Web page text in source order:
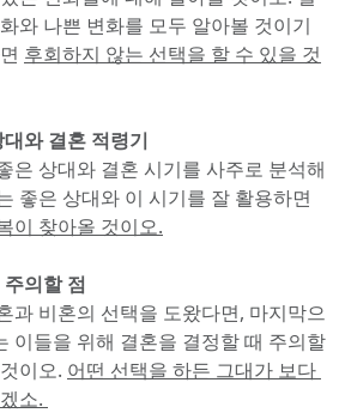
와 나쁜 변화를 모두 알아볼 것이기
후회하지 않는 선택을 할 수 있을 것
와 결혼 적령기
은 상대와 결혼 시기를 사주로 분석해
좋은 상대와 이 시기를 잘 활용하면
이 찾아올 것이오.
의할 점
과 비혼의 선택을 도왔다면, 마지막으
이들을 위해 결혼을 결정할 때 주의할
이오. 어떤 선택을 하든 그대가 보다
소.